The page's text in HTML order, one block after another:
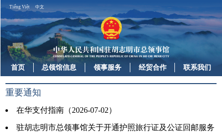
Tiếng Việt 中文
首页 总领馆信息 领事服务 经贸合作 联系我们
重要通知
在华支付指南（2026-07-02）
驻胡志明市总领事馆关于开通护照旅行证及公证回邮服务